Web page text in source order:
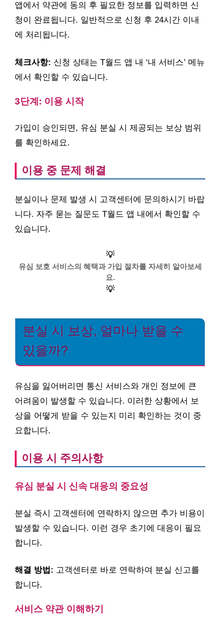
앱에서 약관에 동의 후 필요한 정보를 입력하면 신
청이 완료됩니다. 일반적으로 신청 후 24시간 이내
에 처리됩니다.
체크사항: 신청 상태는 T월드 앱 내 ‘내 서비스’ 메뉴
에서 확인할 수 있습니다.
3단계: 이용 시작
가입이 승인되면, 유심 분실 시 제공되는 보상 범위
를 확인하세요.
이용 중 문제 해결
분실이나 문제 발생 시 고객센터에 문의하시기 바랍
니다. 자주 묻는 질문도 T월드 앱 내에서 확인할 수
있습니다.
💡
유심 보호 서비스의 혜택과 가입 절차를 자세히 알아보세
요.
💡
분실 시 보상, 얼마나 받을 수
있을까?
유심을 잃어버리면 통신 서비스와 개인 정보에 큰
어려움이 발생할 수 있습니다. 이러한 상황에서 보
상을 어떻게 받을 수 있는지 미리 확인하는 것이 중
요합니다.
이용 시 주의사항
유심 분실 시 신속 대응의 중요성
분실 즉시 고객센터에 연락하지 않으면 추가 비용이
발생할 수 있습니다. 이런 경우 초기에 대응이 필요
합니다.
해결 방법: 고객센터로 바로 연락하여 분실 신고를
합니다.
서비스 약관 이해하기